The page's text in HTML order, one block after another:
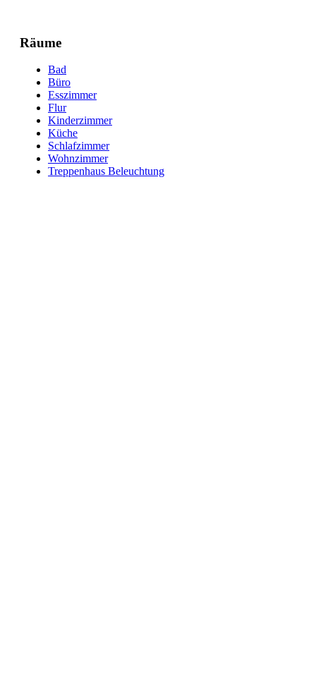
Räume
Bad
Büro
Esszimmer
Flur
Kinderzimmer
Küche
Schlafzimmer
Wohnzimmer
Treppenhaus Beleuchtung